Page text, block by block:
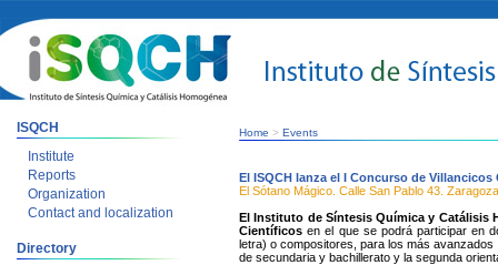
ISQCH
Institute
Reports
Organization
Contact and localization
Directory
Home > Events
El ISQCH lanza el I Concurso de
El Sótano Mágico. Calle San Pablo 43.
El Instituto de Síntesis Química y Catálisis
Científicos en el que se podrá participar en
letra) o compositores, para los más
de secundaria y bachillerato y la segunda